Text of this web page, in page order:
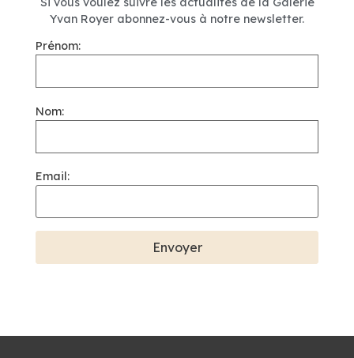
Yvan Royer abonnez-vous à notre newsletter.
Prénom:
Nom:
Email: